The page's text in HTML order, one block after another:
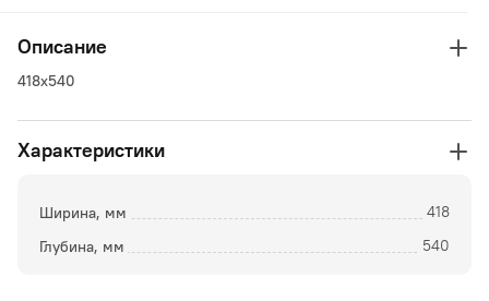
Описание
418х540
Характеристики
Ширина, мм 418
Глубина, мм 540